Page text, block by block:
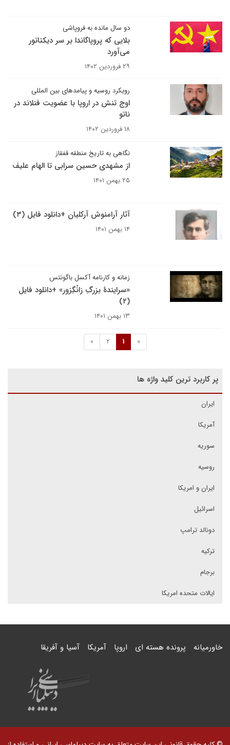
دو سال مانده به فروپاشی
بلایی که پروپاگاندا بر سر دیکتاتور
می‌آورد
۲۹ فروردین ۱۴۰۲
رویکرد روسیه و پیامدهای بین المللی
اوج تنش در اروپا با عضویت فنلاند در
ناتو
۱۸ فروردین ۱۴۰۲
نگاهی به تاریخ منطقه قفقاز
از مشهدی حسین سرابی تا الهام علیف
۲۵ بهمن ۱۴۰۱
آثار آرامنوش آرکلیان +دانلود فایل (۳)
۱۴ بهمن ۱۴۰۱
زمانه و کارنامه آکسل باگونتس
«سرایندهٔ بزرگِ زانْگِزور» +دانلود فایل
(۲)
۱۳ بهمن ۱۴۰۱
«
1
2
»
پر کاربرد ترین کلید واژه ها
ایران
آمریکا
سوریه
روسیه
ایران و امریکا
اسرائیل
دونالد ترامپ
ترکیه
برجام
ایالات متحده امریکا
خاورمیانه پرونده هسته ای اروپا آمریکا آسیا و آفریقا